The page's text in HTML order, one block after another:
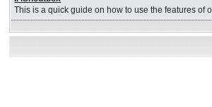
This is a quick guide on how to use the features of